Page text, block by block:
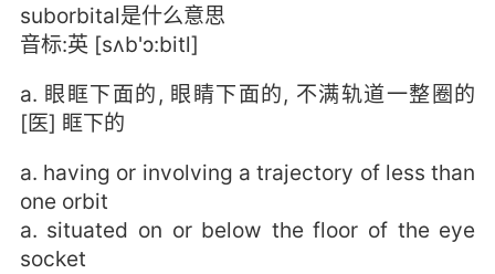
suborbital是什么意思
音标:英 [sʌb'ɔ:bitl]
a. 眼眶下面的, 眼睛下面的, 不满轨道一整圈的
[医] 眶下的
a. having or involving a trajectory of less than
one orbit
a. situated on or below the floor of the eye
socket